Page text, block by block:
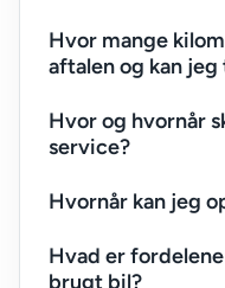
Hvor mange
aftalen og kan
Hvor og hvornår
service?
Hvornår kan jeg
Hvad er
brugt bil?